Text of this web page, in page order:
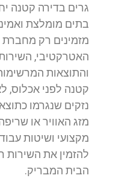
גרים בדירה קטנה
בתים מומלצת
מזמינים רק
האטרקטיבי,
והתוצאות
קטנה לפני אכלוס,
נזקים שנגרמו
מזג האוויר או
מקצועי ושיטות
להזמין את השירות
הבית המבריק.